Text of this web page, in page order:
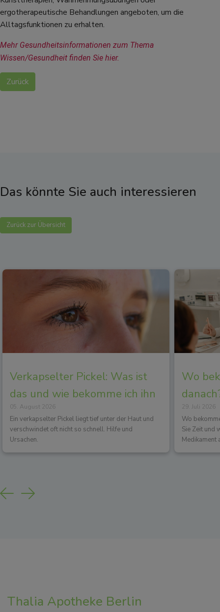
Zurück
ergotherapeutische Behandlungen angeboten, um die
Alltagsfunktionen zu erhalten.
Mehr Gesundheitsinformationen zum Thema
Wissen/Gesundheit finden Sie hier.
Das könnte Sie auch interessieren
Zurück zur Übersicht
Verkapselter Pickel: Was ist
das und wie bekomme ich ihn
los?
05. August 2026
Ein verkapselter Pickel liegt tief unter der Haut und
verschwindet oft nicht so schnell. Hilfe und
Ursachen.
Wo
29. Juli 2026
Wo
Sie Zeit und
Medikament
Previous
Next
Thalia Apotheke Berlin